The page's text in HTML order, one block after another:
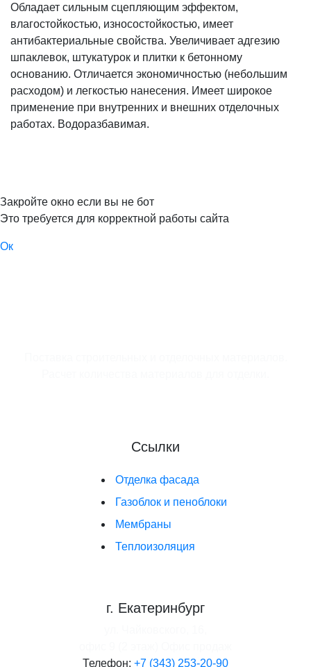
Обладает сильным сцепляющим эффектом,
влагостойкостью, износостойкостью, имеет
антибактериальные свойства. Увеличивает адгезию
шпаклевок, штукатурок и плитки к бетонному
основанию. Отличается экономичностью (небольшим
расходом) и легкостью нанесения. Имеет широкое
применение при внутренних и внешних отделочных
работах. Водоразбавимая.
Закройте окно если вы не бот
Это требуется для корректной работы сайта
Ок
Ссылки
Отделка фасада
Газоблок и пеноблоки
Мембраны
Теплоизоляция
г. Екатеринбург
Телефон: +7 (343) 253-20-90